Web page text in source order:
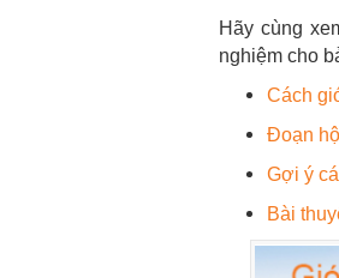
Hãy cùng
nghiệm cho
Cách
Đoạn
Gợi ý
Bài